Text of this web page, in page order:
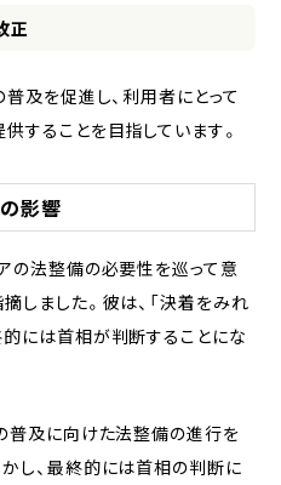
正
及を促進し、利用者にとって
することを目指しています。
影響
の法整備の必要性を巡って意
しました。彼は、「決着をみれ
には首相が判断することにな
普及に向けた法整備の進行を
し、最終的には首相の判断に